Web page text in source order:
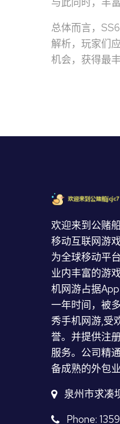
总体而言，
解析，玩家们
机会，获得最
欢迎来到公赌
移动互联网游
为全球移动平
业内丰富的游
机网游占据
一年时间，被
秀手机网游,受
誉。并提供注
服务。公司精
备成熟的外包业
泉州市求凑
Phone: